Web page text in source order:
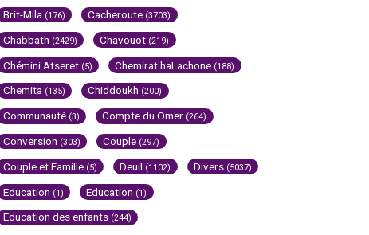
Brit-Mila (176) Cacheroute (3703)
Chabbath (2429) Chavouot (219)
Chémini Atseret (5) Chemirat haLachone (188)
Chemita (135) Chiddoukh (200)
Communauté (3) Compte du Omer (264)
Conversion (303) Couple (297)
Couple et Famille (5) Deuil (1102) Divers (5037)
Education (1) Education (1)
Education des enfants (244)